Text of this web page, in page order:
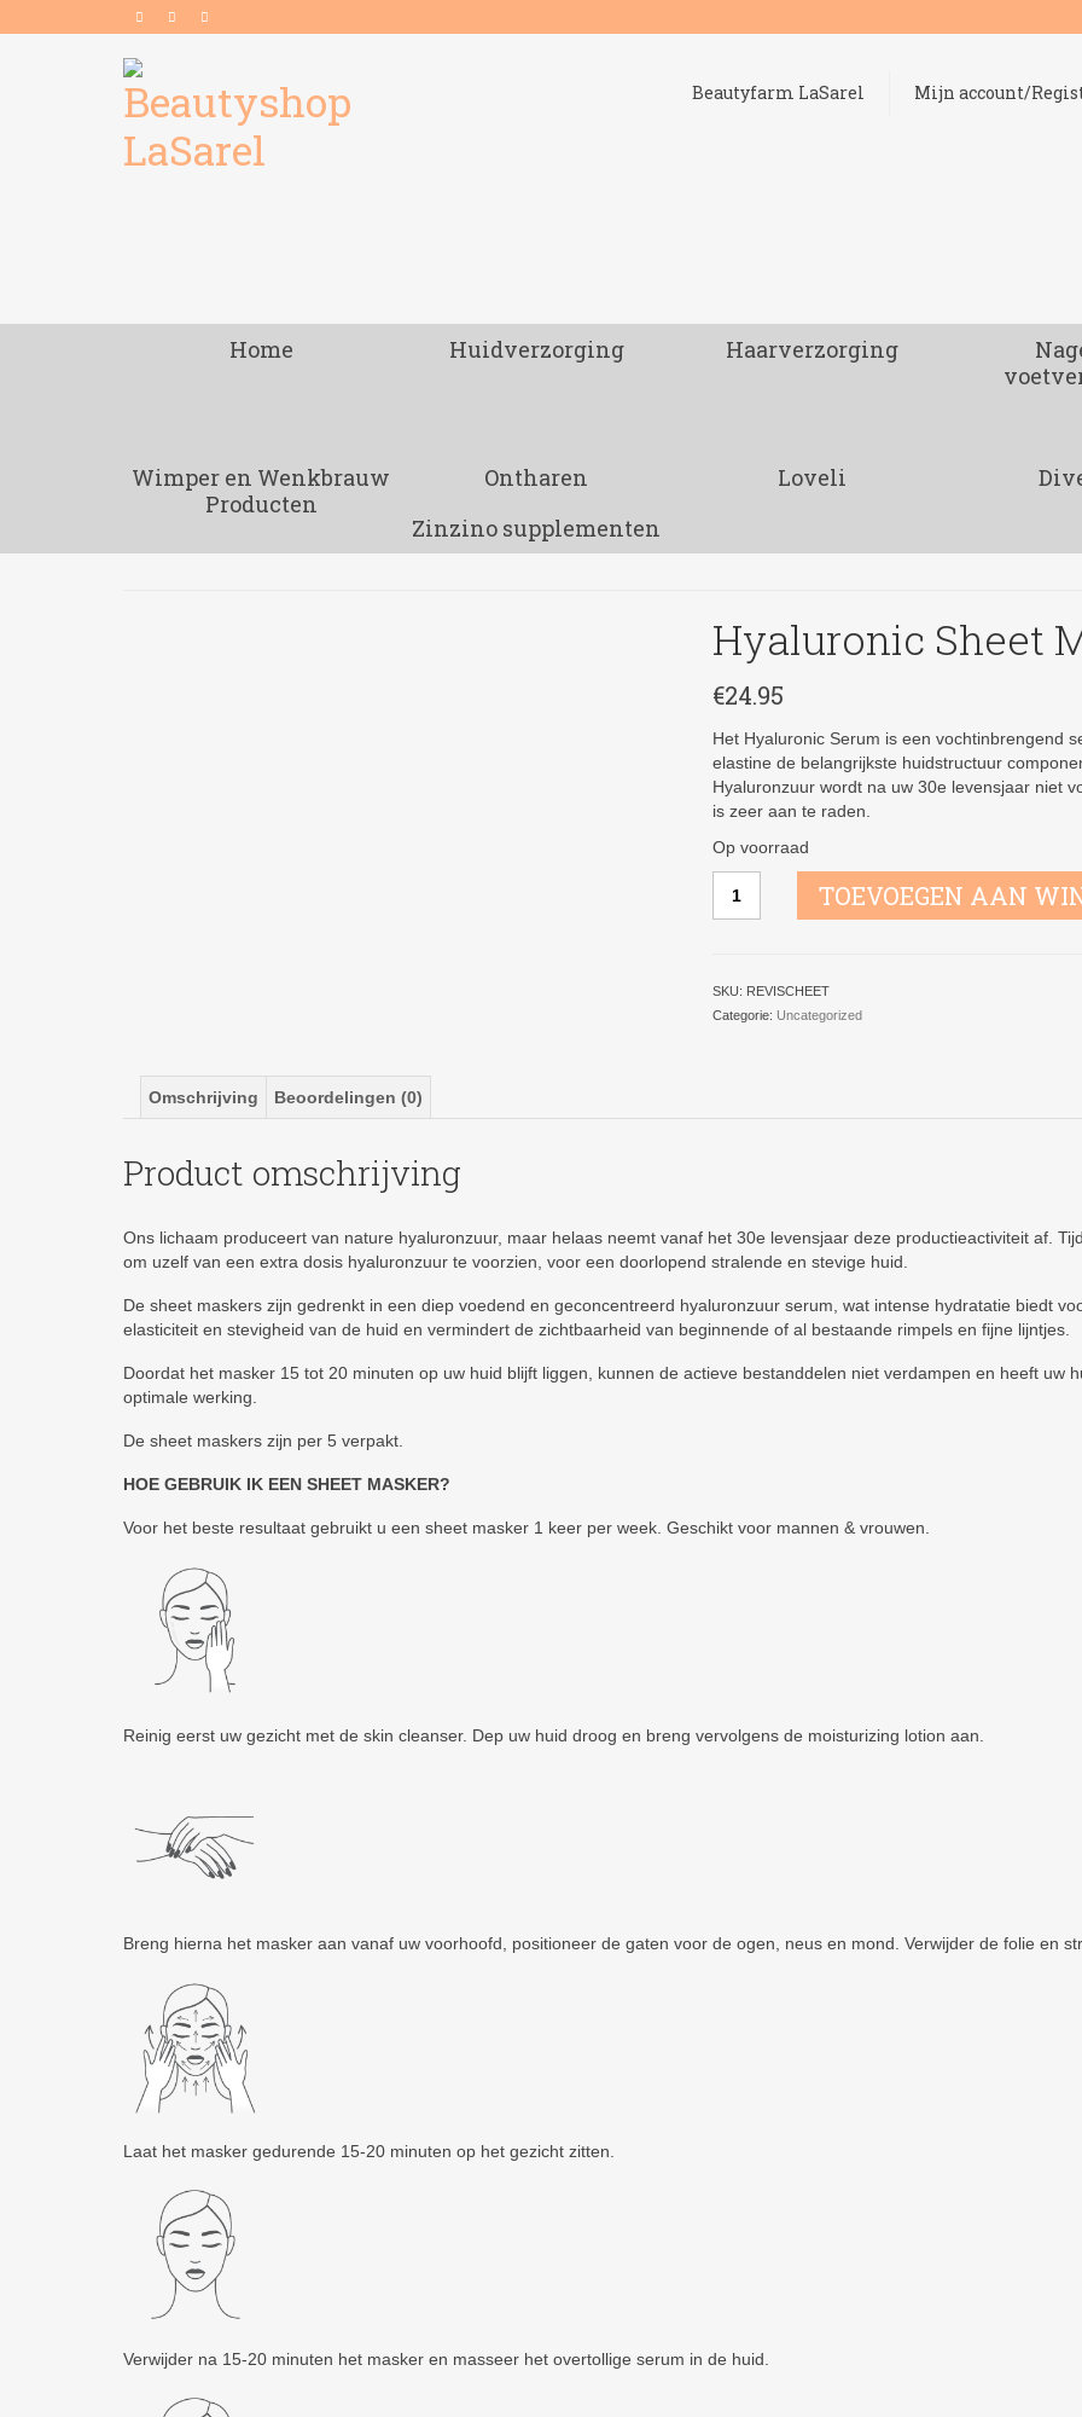
Beautyfarm LaSarel Mijn account/
Home Huidverzorging Haarverzorging
Wimper en Wenkbrauw
Producten
Ontharen Loveli
Zinzino supplementen
Hyaluronic Sheet
€24.95
Het Hyaluronic Serum is een vochtinbrengend
elastine de belangrijkste huidstructuur
Hyaluronzuur wordt na uw 30e levensjaar niet
is zeer aan te raden.
Op voorraad
Sheet
TOEVOEGEN AAN
SKU: REVISCHEET
Categorie: Uncategorized
Omschrijving Beoordelingen (0)
Product omschrijving
Ons lichaam produceert van nature hyaluronzuur, maar helaas neemt vanaf het 30e levensjaar deze productieactiviteit af.
om uzelf van een extra dosis hyaluronzuur te voorzien, voor een doorlopend stralende en stevige huid.
De sheet maskers zijn gedrenkt in een diep voedend en geconcentreerd hyaluronzuur serum, wat intense hydratatie biedt
elasticiteit en stevigheid van de huid en vermindert de zichtbaarheid van beginnende of al bestaande rimpels en fijne lijntjes.
Doordat het masker 15 tot 20 minuten op uw huid blijft liggen, kunnen de actieve bestanddelen niet verdampen en heeft uw
optimale werking.
De sheet maskers zijn per 5 verpakt.
HOE GEBRUIK IK EEN SHEET MASKER?
Voor het beste resultaat gebruikt u een sheet masker 1 keer per week. Geschikt voor mannen & vrouwen.
Reinig eerst uw gezicht met de skin cleanser. Dep uw huid droog en breng vervolgens de moisturizing lotion aan.
Breng hierna het masker aan vanaf uw voorhoofd, positioneer de gaten voor de ogen, neus en mond. Verwijder de folie en
Laat het masker gedurende 15-20 minuten op het gezicht zitten.
Verwijder na 15-20 minuten het masker en masseer het overtollige serum in de huid.